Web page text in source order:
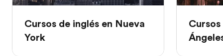
Cursos de inglés en Nueva
York